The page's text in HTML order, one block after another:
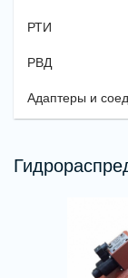
РТИ
РВД
Адаптеры и